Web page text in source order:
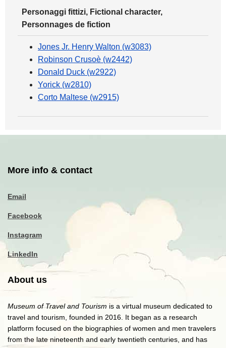
Personaggi fittizi, Fictional character,
Personnages de fiction
Jones Jr. Henry Walton (w3083)
Robinson Crusoè (w2442)
Donald Duck (w2922)
Yorick (w2810)
Corto Maltese (w2915)
More info & contact
Email
Facebook
Instagram
LinkedIn
About us
Museum of Travel and Tourism is a virtual museum dedicated to
travel and tourism, founded in 2016. It began as a research
platform focused on the biographies of women and men travelers
from the late nineteenth and early twentieth centuries, and has